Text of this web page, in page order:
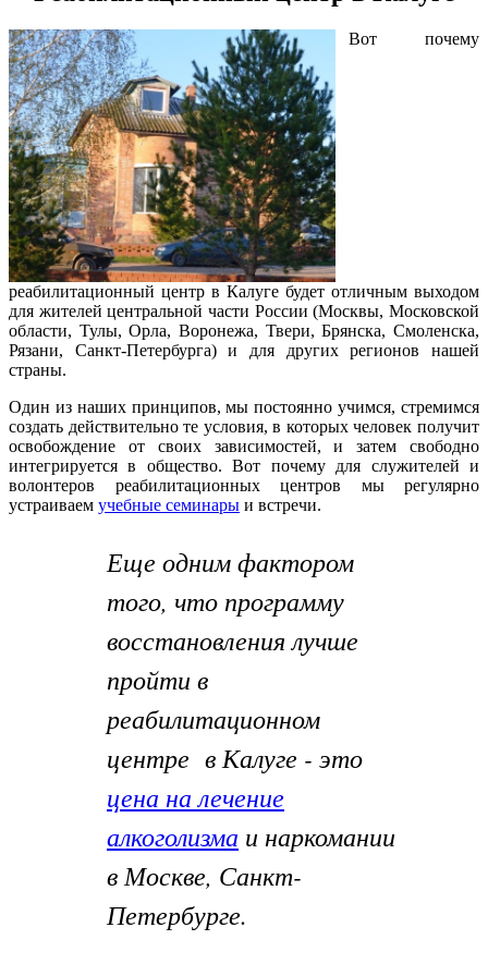
Вот почему
реабилитационный центр в Калуге будет отличным выходом
для жителей центральной части России (Москвы, Московской
области, Тулы, Орла, Воронежа, Твери, Брянска, Смоленска,
Рязани, Санкт-Петербурга) и для других регионов нашей
страны.
Один из наших принципов, мы постоянно учимся, стремимся
создать действительно те условия, в которых человек получит
освобождение от своих зависимостей, и затем свободно
интегрируется в общество. Вот почему для служителей и
волонтеров реабилитационных центров мы регулярно
устраиваем учебные семинары и встречи.
Еще одним фактором
того, что программу
восстановления лучше
пройти в
реабилитационном
центре в Калуге - это
цена на лечение
алкоголизма и наркомании
в Москве, Санкт-
Петербурге.